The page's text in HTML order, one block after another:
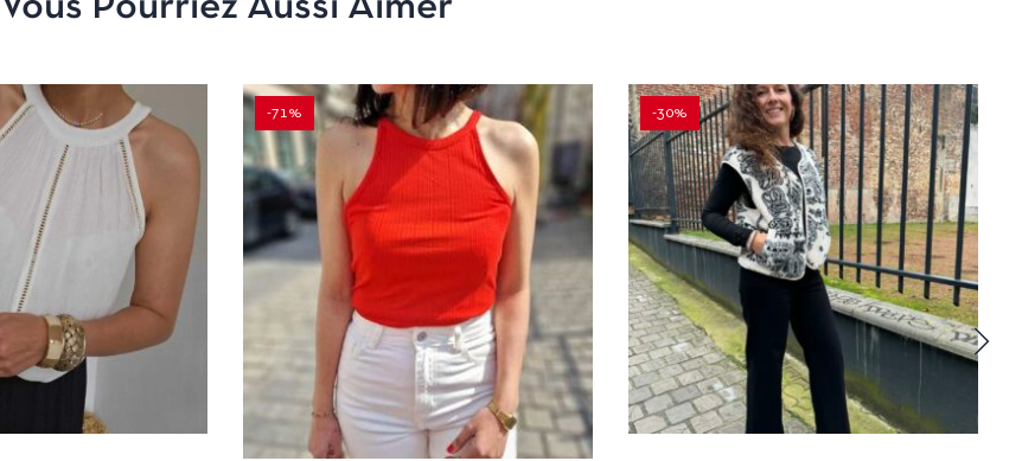
CHOIX DES OPTIONS
-71%
APERÇU CHOIX DES OPTIONS
-30%
APERÇU CHOIX DES OPTIONS